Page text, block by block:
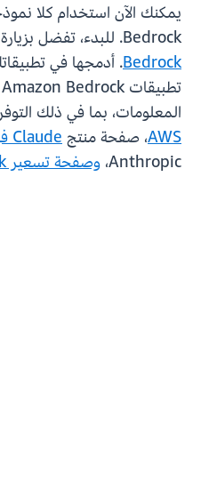
Bedrock. للبدء، تفضل بزيارة
Bedrock. أدمجها في
المعلومات، بما في ذلك
AWS، صفحة منتجClaude في Amazon Bedrock
Anthropic، وصفحة تسعير Amazon Bedrock.